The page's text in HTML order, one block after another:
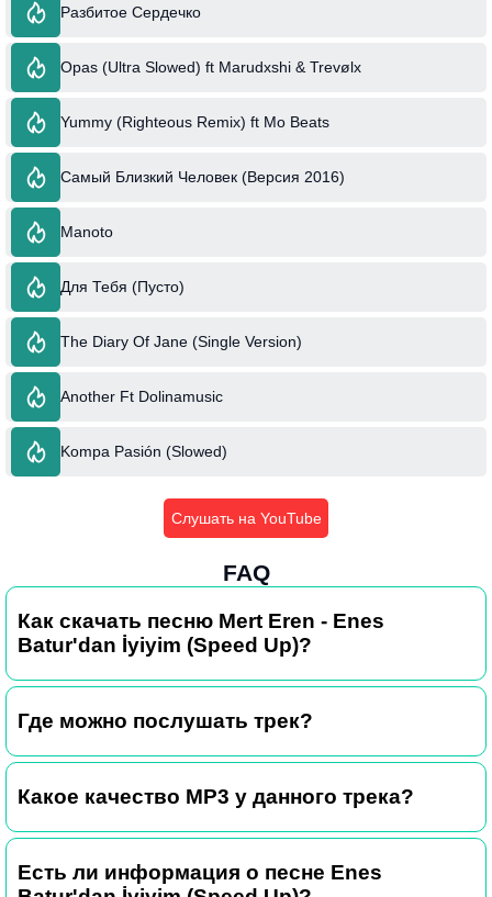
Разбитое Сердечко
Opas (Ultra Slowed) ft Marudxshi & Trevølx
Yummy (Righteous Remix) ft Mo Beats
Самый Близкий Человек (Версия 2016)
Manoto
Для Тебя (Пусто)
The Diary Of Jane (Single Version)
Another Ft Dolinamusic
Kompa Pasión (Slowed)
Слушать на YouTube
FAQ
Как скачать песню Mert Eren - Enes
Batur'dan İyiyim (Speed Up)?
Где можно послушать трек?
Какое качество MP3 у данного трека?
Есть ли информация о песне Enes